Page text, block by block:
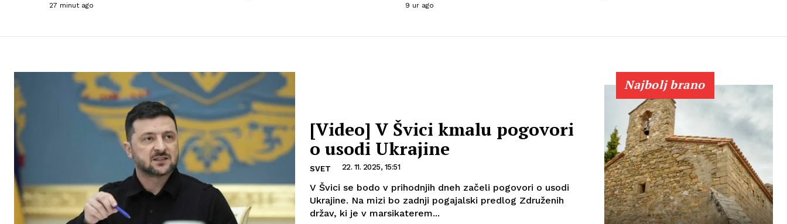
27 minut ago 9 ur ago
[Video] V Švici kmalu pogovori
o usodi Ukrajine
SVET 22. 11. 2025, 15:51
V Švici se bodo v prihodnjih dneh začeli pogovori o usodi
Ukrajine. Na mizi bo zadnji pogajalski predlog Združenih
držav, ki je v marsikaterem...
Najbolj brano